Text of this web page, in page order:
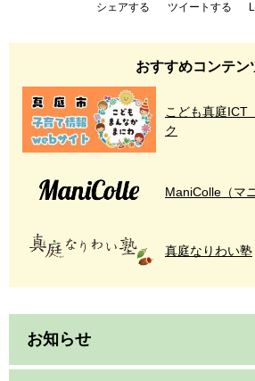
シェアする ツイートする
おすすめコンテン
こども真庭ICT
ク
ManiColle（マ
真庭なりわい塾
お知らせ